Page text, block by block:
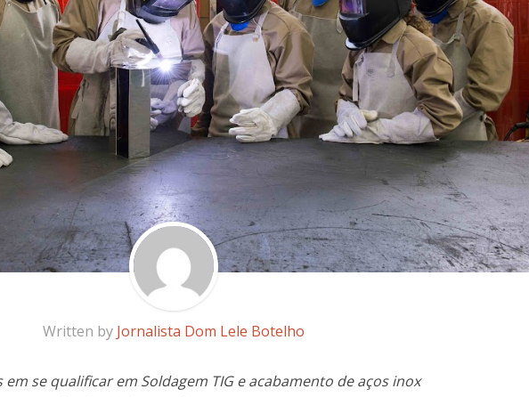
Written by Jornalista Dom Lele Botelho
em se qualificar em Soldagem TIG e acabamento de aços inox